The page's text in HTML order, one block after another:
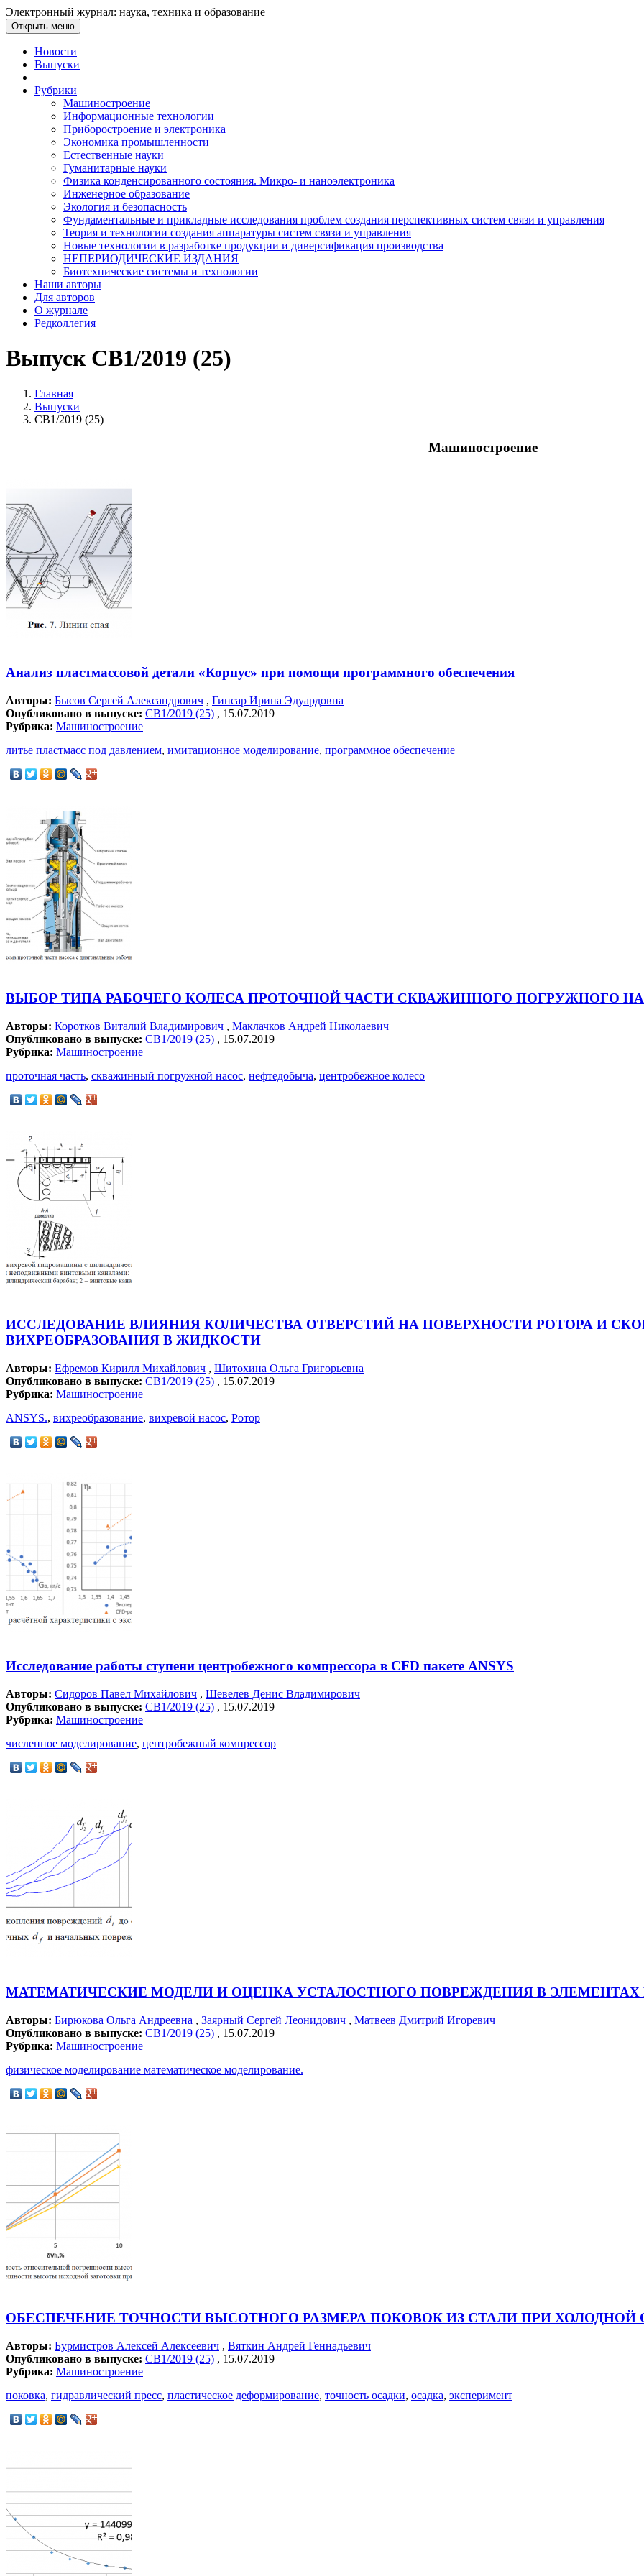
Электронный журнал: наука, техника и образование
Открыть меню
Новости
Выпуски
Рубрики
Машиностроение
Информационные технологии
Приборостроение и электроника
Экономика промышленности
Естественные науки
Гуманитарные науки
Физика конденсированного состояния. Микро- и наноэлектроника
Инженерное образование
Экология и безопасность
Фундаментальные и прикладные исследования проблем создания перспективных систем связи и управления
Теория и технологии создания аппаратуры систем связи и управления
Новые технологии в разработке продукции и диверсификация производства
НЕПЕРИОДИЧЕСКИЕ ИЗДАНИЯ
Биотехнические системы и технологии
Наши авторы
Для авторов
О журнале
Редколлегия
Выпуск СВ1/2019 (25)
Главная
Выпуски
СВ1/2019 (25)
Машиностроение
Анализ пластмассовой детали «Корпус» при помощи программного обеспечения
Авторы: Бысов Сергей Александрович , Гинсар Ирина Эдуардовна
Опубликовано в выпуске: СВ1/2019 (25) , 15.07.2019
Рубрика: Машиностроение
литье пластмасс под давлением, имитационное моделирование, программное обеспечение
ВЫБОР ТИПА РАБОЧЕГО КОЛЕСА ПРОТОЧНОЙ ЧАСТИ СКВАЖИННОГО ПОГРУЖНОГО
Авторы: Коротков Виталий Владимирович , Маклачков Андрей Николаевич
Опубликовано в выпуске: СВ1/2019 (25) , 15.07.2019
Рубрика: Машиностроение
проточная часть, скважинный погружной насос, нефтедобыча, центробежное колесо
ИССЛЕДОВАНИЕ ВЛИЯНИЯ КОЛИЧЕСТВА ОТВЕРСТИЙ НА ПОВЕРХНОСТИ РОТОРА И
ВИХРЕОБРАЗОВАНИЯ В ЖИДКОСТИ
Авторы: Ефремов Кирилл Михайлович , Шитохина Ольга Григорьевна
Опубликовано в выпуске: СВ1/2019 (25) , 15.07.2019
Рубрика: Машиностроение
ANSYS., вихреобразование, вихревой насос, Ротор
Исследование работы ступени центробежного компрессора в CFD пакете ANSYS
Авторы: Сидоров Павел Михайлович , Шевелев Денис Владимирович
Опубликовано в выпуске: СВ1/2019 (25) , 15.07.2019
Рубрика: Машиностроение
численное моделирование, центробежный компрессор
МАТЕМАТИЧЕСКИЕ МОДЕЛИ И ОЦЕНКА УСТАЛОСТНОГО ПОВРЕЖДЕНИЯ В
Авторы: Бирюкова Ольга Андреевна , Заярный Сергей Леонидович , Матвеев Дмитрий Игоревич
Опубликовано в выпуске: СВ1/2019 (25) , 15.07.2019
Рубрика: Машиностроение
физическое моделирование математическое моделирование.
ОБЕСПЕЧЕНИЕ ТОЧНОСТИ ВЫСОТНОГО РАЗМЕРА ПОКОВОК ИЗ СТАЛИ ПРИ ХОЛОДНОЙ
Авторы: Бурмистров Алексей Алексеевич , Вяткин Андрей Геннадьевич
Опубликовано в выпуске: СВ1/2019 (25) , 15.07.2019
Рубрика: Машиностроение
поковка, гидравлический пресс, пластическое деформирование, точность осадки, осадка, эксперимент